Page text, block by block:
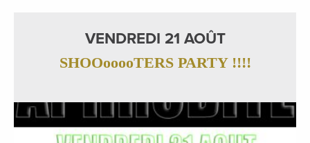
VENDREDI 21 AOÛT
SHOOooooTERS PARTY !!!!